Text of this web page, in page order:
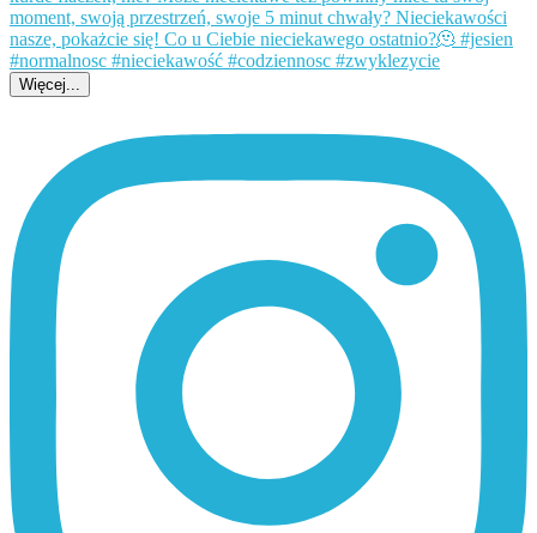
Więcej...